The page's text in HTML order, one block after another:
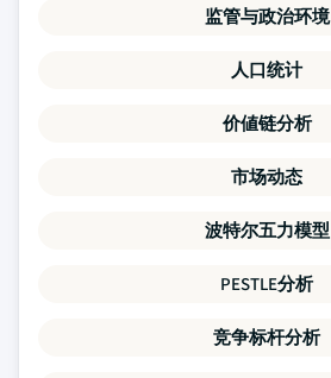
监管与政治环境
人口统计
价値链分析
市场动态
波特尔五力模型
PESTLE分析
竞争标杆分析